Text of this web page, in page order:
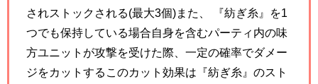
されストックされる(最大3個)また、 『紡ぎ糸』を1
つでも保持している場合自身を含むパーティ内の味
方ユニットが攻撃を受けた際、一定の確率でダメー
ジをカットするこのカット効果は『紡ぎ糸』のスト